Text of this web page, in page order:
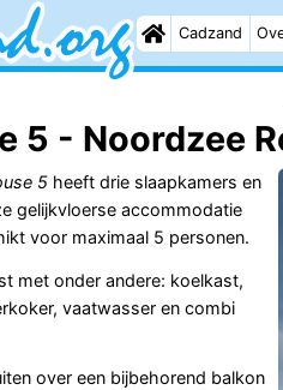
Cadzand
5 - Noordzee
5heeft drie slaapkamers en
gelijkvloerse accommodatie
voor maximaal 5 personen.
met onder andere: koelkast,
vaatwasser en combi
over een bijbehorend balkon